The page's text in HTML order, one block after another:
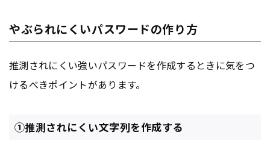
やぶられにくいパスワードの作り方
推測されにくい強いパスワードを作成するときに気をつ
けるべきポイントがあります。
①推測されにくい文字列を作成する